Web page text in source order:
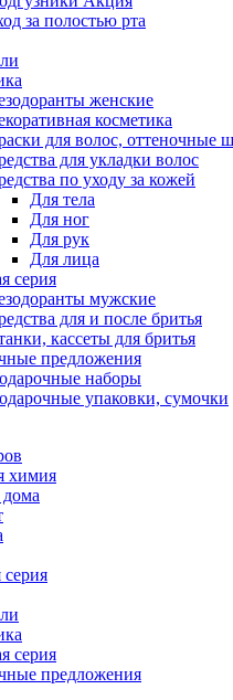
за полостью рта
женские
косметика
для волос, оттеночные
для укладки волос
по уходу за кожей
Для тела
Для ног
Для рук
Для лица
серия
мужские
для и после бритья
кассеты для бритья
предложения
наборы
упаковки, сумочки
химия
серия
серия
предложения